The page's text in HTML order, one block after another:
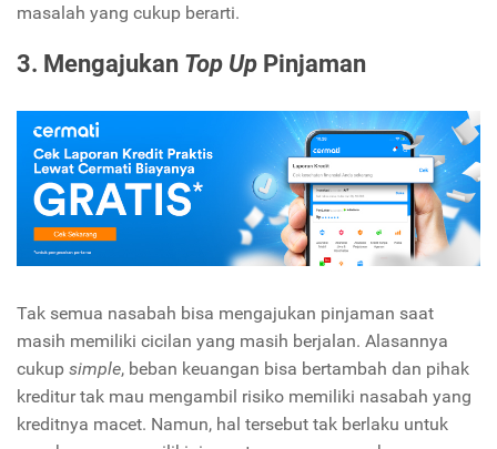
masalah yang cukup berarti.
3. Mengajukan Top Up Pinjaman
Tak semua nasabah bisa mengajukan pinjaman saat
masih memiliki cicilan yang masih berjalan. Alasannya
cukup simple, beban keuangan bisa bertambah dan pihak
kreditur tak mau mengambil risiko memiliki nasabah yang
kreditnya macet. Namun, hal tersebut tak berlaku untuk